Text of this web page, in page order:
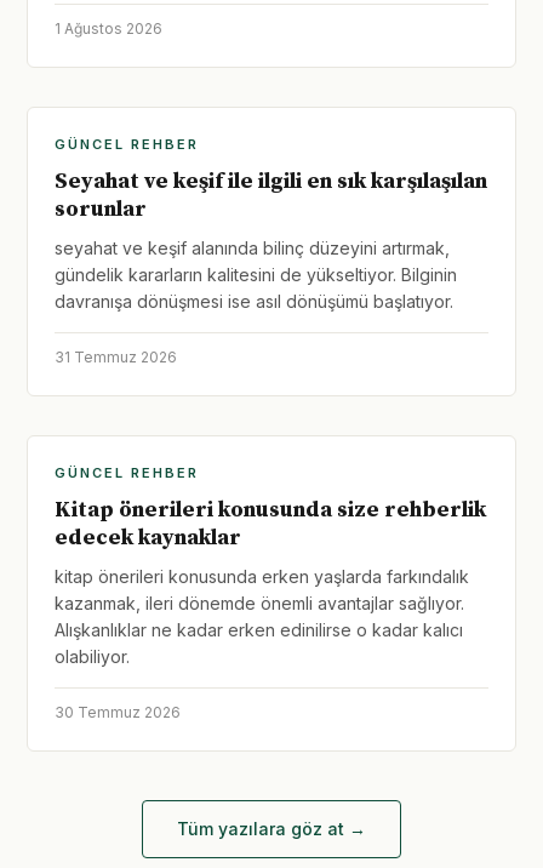
1 Ağustos 2026
GÜNCEL REHBER
Seyahat ve keşif ile ilgili en sık karşılaşılan
sorunlar
seyahat ve keşif alanında bilinç düzeyini artırmak,
gündelik kararların kalitesini de yükseltiyor. Bilginin
davranışa dönüşmesi ise asıl dönüşümü başlatıyor.
31 Temmuz 2026
GÜNCEL REHBER
Kitap önerileri konusunda size rehberlik
edecek kaynaklar
kitap önerileri konusunda erken yaşlarda farkındalık
kazanmak, ileri dönemde önemli avantajlar sağlıyor.
Alışkanlıklar ne kadar erken edinilirse o kadar kalıcı
olabiliyor.
30 Temmuz 2026
Tüm yazılara göz at →